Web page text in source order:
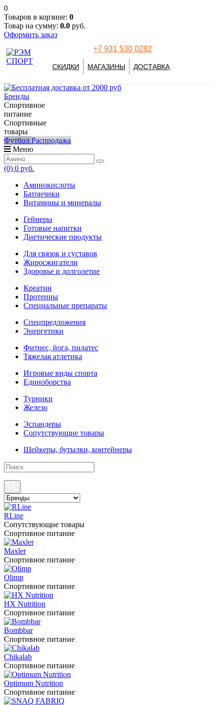
0
Товаров в корзине: 0
Товар на сумму: 0.0 руб.
Оформить заказ
+7 931 530 0282
СКИДКИ МАГАЗИНЫ ДОСТАВКА
Бренды
Спортивное
питание
Спортивные
товары
Футбол Распродажа
Меню
(0) 0 руб.
Аминокислоты
Батончики
Витамины и минералы
Гейнеры
Готовые напитки
Диетические продукты
Для связок и суставов
Жиросжигатели
Здоровье и долголетие
Креатин
Протеины
Специальные препараты
Спецпредложения
Энергетики
Фитнес, йога, пилатес
Тяжелая атлетика
Игровые виды спорта
Единоборства
Турники
Железо
Эспандеры
Сопутствующие товары
Шейкеры, бутылки, контейнеры
RLine
Сопутствующие товары
Спортивное питание
Maxler
Спортивное питание
Olimp
Спортивное питание
HX Nutrition
Спортивное питание
Bombbar
Спортивное питание
Chikalab
Спортивное питание
Optimum Nutrition
Спортивное питание